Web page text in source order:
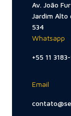
Av. João
Jardim Alto
534
Whatsapp
+55 11
Email